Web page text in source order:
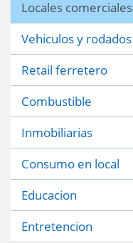
Locales comerciales
Vehiculos y rodados
Retail ferretero
Combustible
Inmobiliarias
Consumo en local
Educacion
Entretencion